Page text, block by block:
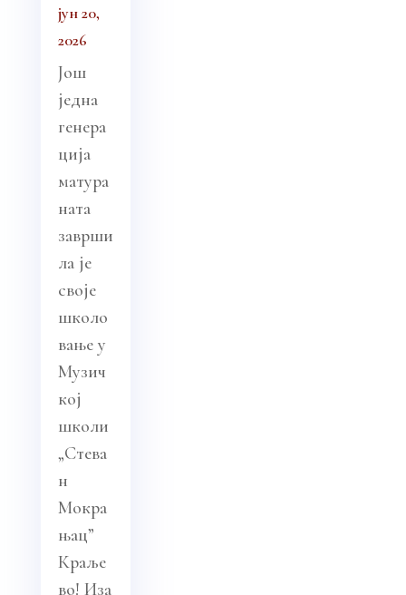
јун 20,
2026
Још
једна
генера
ција
матура
ната
заврши
ла је
своје
школо
вање у
Музич
кој
школи
„Стева
н
Мокра
њац”
Краље
во! Иза